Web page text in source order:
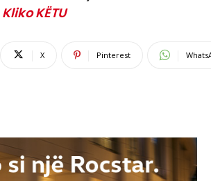
Kliko KËTU
X Pinterest